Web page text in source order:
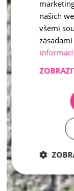
našich
všemi
informací